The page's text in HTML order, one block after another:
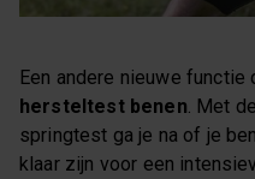
Een andere nieuwe
hersteltest benen. Met
springtest ga je na of je
klaar zijn voor een